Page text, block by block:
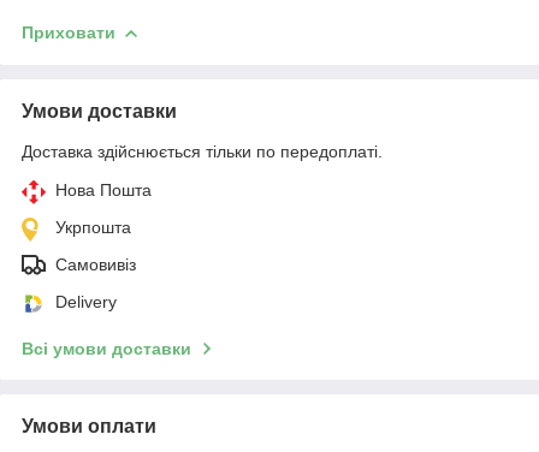
Приховати
Умови доставки
Доставка здійснюється тільки по передоплаті.
Нова Пошта
Укрпошта
Самовивіз
Delivery
Всі умови доставки
Умови оплати